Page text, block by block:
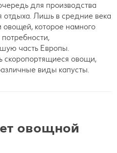
для производства
отдыха. Лишь в средние века
которое намного
часть Европы.
скоропортящиеся овощи,
виды капусты.
овощной